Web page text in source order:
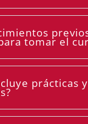
tomar el
prácticas y